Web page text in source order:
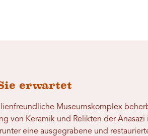
erwartet
Museumskomplex
von Keramik und Relikten der Anasazi
eine ausgegrabene und